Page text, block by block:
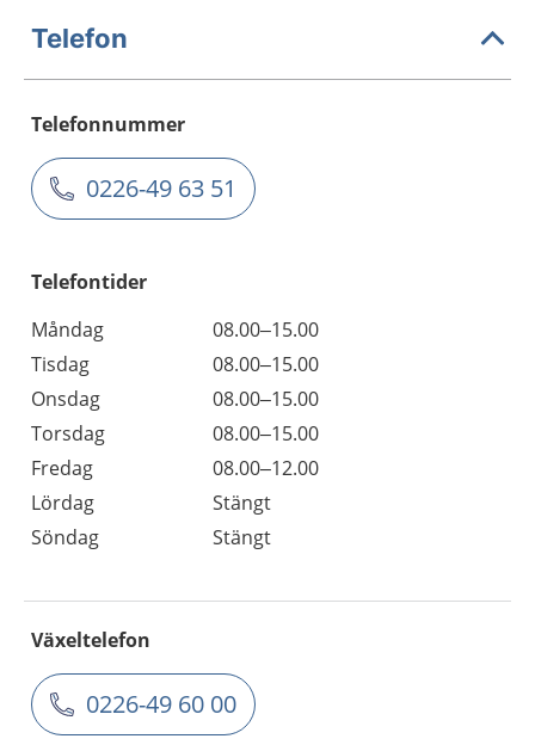
Telefon
Telefonnummer
0226-49 63 51
Telefontider
Måndag
08.00–15.00
Tisdag
08.00–15.00
Onsdag
08.00–15.00
Torsdag
08.00–15.00
Fredag
08.00–12.00
Lördag
Stängt
Söndag
Stängt
Växeltelefon
0226-49 60 00